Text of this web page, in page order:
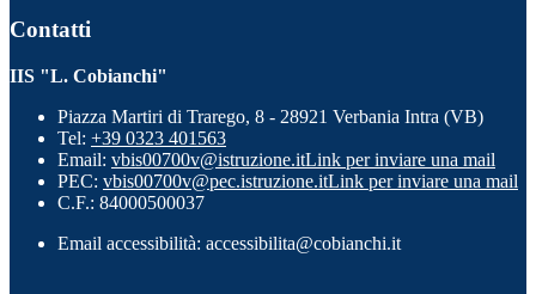
Contatti
IIS "L. Cobianchi"
Piazza Martiri di Trarego, 8 - 28921 Verbania Intra (VB)
Tel: +39 0323 401563
Email: vbis00700v@istruzione.itLink per inviare una mail
PEC: vbis00700v@pec.istruzione.itLink per inviare una mail
C.F.: 84000500037
Email accessibilità: accessibilita@cobianchi.it